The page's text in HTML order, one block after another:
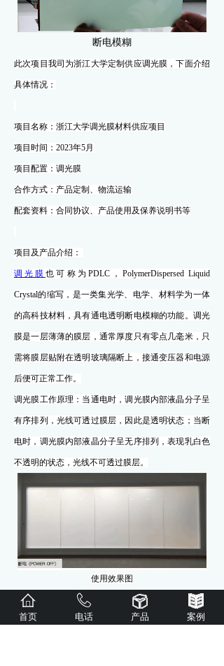
断电模糊
此次项目我司为浙江大学定制供应调光膜，下面介绍
具体情况：
项目名称： 浙江大学调光膜材料供应项目
项目时间： 2023年5月
项目配置： 调光膜
合作方式：产品定制 、物流运输
配套资料：合同协议、产品使用及保养说明书等
项目 及产品介绍：
调光膜也可称为PDLC，PolymerDispersed Liquid
Crystal的缩写，是一类集光学、电学、材料学为一体
的高科技材料，具有通电透明断电模糊的功能。调光
膜是一层薄薄的膜层，通常厚度只有零点几毫米，只
需将膜层贴附在透明玻璃隔断上，接通变压器和电源
后便可正常工作。
调光膜工作原理：当通电时，调光膜内部液晶分子呈
有序排列，光线可透过膜层，因此是透明状态；当断
电时，调光膜内部液晶分子呈无序排列，表现乳白色
不透明的状态，光线不可透过膜层。
使用效果图
相关问题：
调光膜通电工作对人体安全吗？
首页 电话 产品 案例